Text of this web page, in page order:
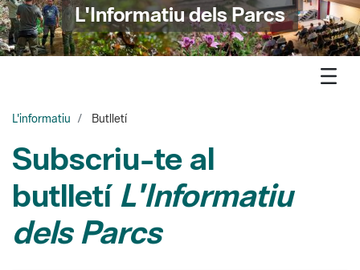
L'Informatiu dels Parcs
L'informatiu Butlletí
Subscriu-te al
butlletíL'Informatiu
dels Parcs